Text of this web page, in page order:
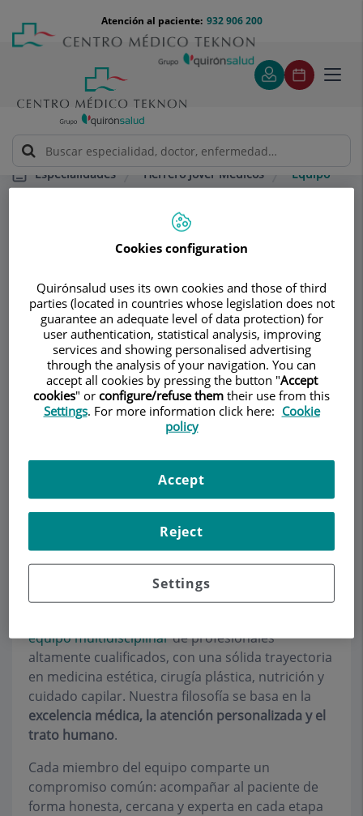
contenido
Menú
teléfono
cabecera
932 906 200
Atención al paciente:
Especialidades Herrero Jover Médicos Equipo
Médicos
CIRUGÍA PLÁSTICA Y REPARADORA
Horario
Pedir cita
Equipo
equipo multidisciplinarde profesionales
altamente cualificados, con una sólida trayectoria
en medicina estética, cirugía plástica, nutrición y
cuidado capilar. Nuestra filosofía se basa en la
excelencia médica, la atención personalizada y el
trato humano.
Cada miembro del equipo comparte un
compromiso común: acompañar al paciente de
forma honesta, cercana y experta en cada etapa
Cookies configuration
Quirónsalud uses its own cookies and those of third
parties (located in countries whose legislation does not
guarantee an adequate level of data protection) for
user authentication, statistical analysis, improving
services and showing personalised advertising
through the analysis of your navigation. You can
accept all cookies by pressing the button "Accept
cookies" or configure/refuse them their use from this
Settings. For more information click here: Cookie
policy
Settings
Reject
Accept